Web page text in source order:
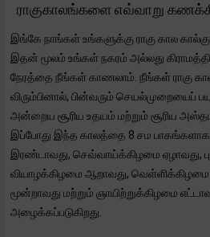
ராகுகாலங்களை எவ்வாறு
இங்கே நாங்கள் உங்களுக்கு ராகு கால
இதன் மூலம் உங்கள் நகரம் அல்லது
நேரத்தை நீங்கள் காணலாம். நீங்கள் ராகு
விரும்பினால், பின்வரும் செயல்முறையைப்
அன்றைய சூரிய உதயம் மற்றும் சூரிய
இப்போது இந்த காலத்தை 8 சம பாகங்களாக
இரண்டாவது, செவ்வாய்க்கிழமை ஏழாவது,
வியாழக்கிழமை ஆறாவது,
மூன்றாவது மற்றும் ஞாயிற்றுக்கிழமை
அழைக்கப்படுகிறது.